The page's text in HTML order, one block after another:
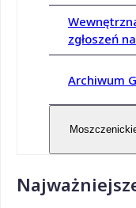
zgłoszeń
Archiwum